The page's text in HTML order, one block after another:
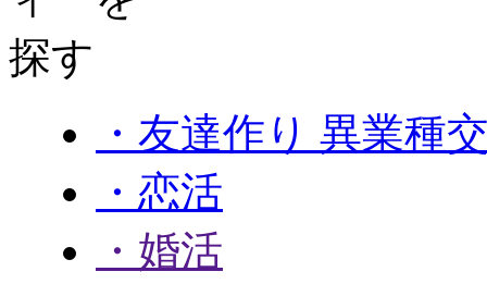
・友達作り 異業種
・恋活
・婚活